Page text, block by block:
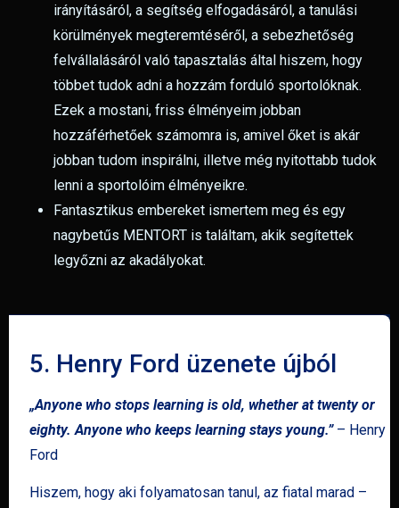
irányításáról, a segítség elfogadásáról, a tanulási
körülmények megteremtéséről, a sebezhetőség
felvállalásáról való tapasztalás által hiszem, hogy
többet tudok adni a hozzám forduló sportolóknak.
Ezek a mostani, friss élményeim jobban
hozzáférhetőek számomra is, amivel őket is akár
jobban tudom inspirálni, illetve még nyitottabb tudok
lenni a sportolóim élményeikre.
Fantasztikus embereket ismertem meg és egy
nagybetűs MENTORT is találtam, akik segítettek
legyőzni az akadályokat.
5. Henry Ford üzenete újból
„Anyone who stops learning is old, whether at twenty or
eighty. Anyone who keeps learning stays young.”– Henry
Ford
Hiszem, hogy aki folyamatosan tanul, az fiatal marad –